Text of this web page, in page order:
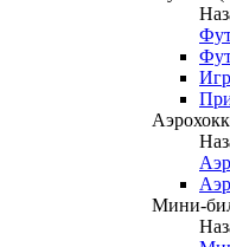
Мини-